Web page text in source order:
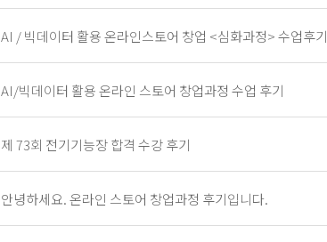
AI / 빅데이터 활용 온라인스토어 창업 <심화과정> 수업후기
AI/빅데이터 활용 온라인 스토어 창업과정 수업 후기
제 73회 전기기능장 합격 수강 후기
안녕하세요. 온라인 스토어 창업과정 후기입니다.